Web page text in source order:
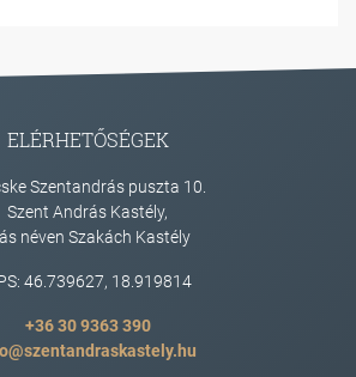
ELÉRHETŐSÉGEK
Szentandrás puszta 10.
Szent András Kastély,
néven Szakách Kastély
46.739627, 18.919814
+36 30 9363 390